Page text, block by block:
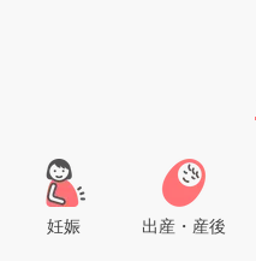
妊娠 出産・産後